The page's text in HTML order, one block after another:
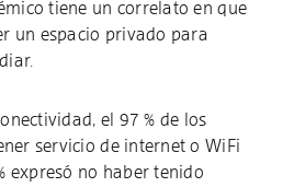
tiene un correlato en que
un espacio privado para
el 97 % de los
servicio de internet o WiFi
expresó no haber tenido